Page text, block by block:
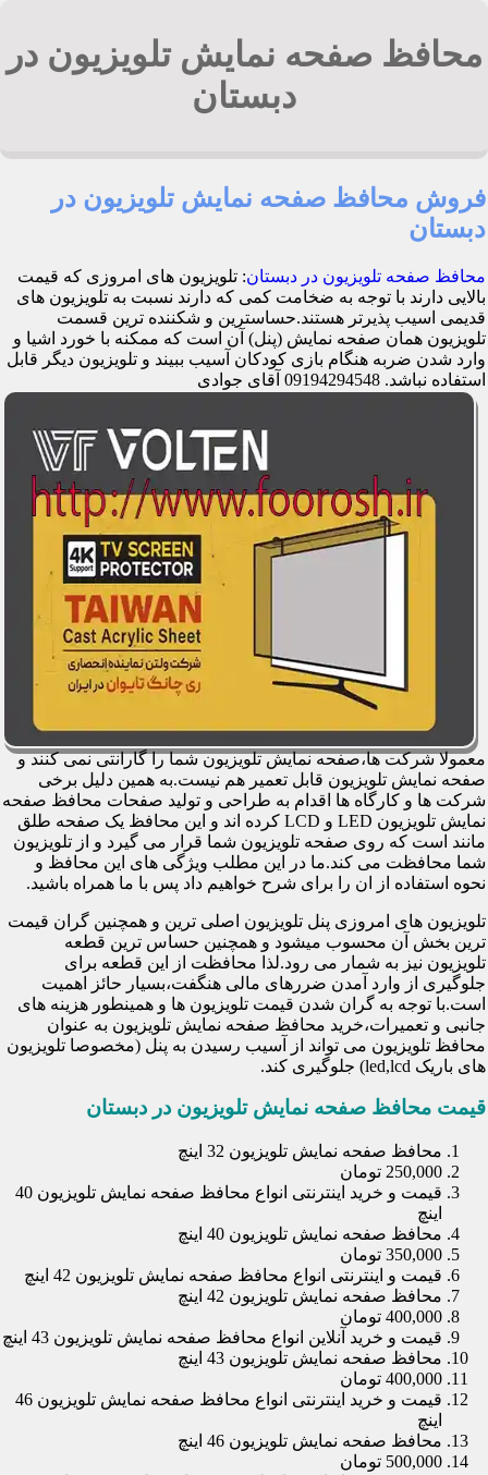
محافظ صفحه نمایش تلویزیون در
دبستان
فروش محافظ صفحه نمایش تلویزیون در
دبستان
محافظ صفحه تلویزیون در دبستان: تلویزیون های امروزی که قیمت
بالایی دارند با توجه به ضخامت کمی که دارند نسبت به تلویزیون های
قدیمی اسیب پذیرتر هستند.حساسترین و شکننده ترین قسمت
تلویزیون همان صفحه نمایش (پنل) آن است که ممکنه با خورد اشیا و
وارد شدن ضربه هنگام بازی کودکان آسیب ببیند و تلویزیون دیگر قابل
استفاده نباشد. 09194294548 آقای جوادی
معمولا شرکت ها،صفحه نمایش تلویزیون شما را گارانتی نمی کنند و
صفحه نمایش تلویزیون قابل تعمیر هم نیست.به همین دلیل برخی
شرکت ها و کارگاه ها اقدام به طراحی و تولید صفحات محافظ صفحه
نمایش تلویزیون LED و LCD کرده اند و این محافظ یک صفحه طلق
مانند است که روی صفحه تلویزیون شما قرار می گیرد و از تلویزیون
شما محافظت می کند.ما در این مطلب ویژگی های این محافظ و
نحوه استفاده از ان را برای شرح خواهیم داد پس با ما همراه باشید.
تلویزیون های امروزی پنل تلویزیون اصلی ترین و همچنین گران قیمت
ترین بخش آن محسوب میشود و همچنین حساس ترین قطعه
تلویزیون نیز به شمار می رود.لذا محافظت از این قطعه برای
جلوگیری از وارد آمدن ضررهای مالی هنگفت،بسیار حائز اهمیت
است.با توجه به گران شدن قیمت تلویزیون ها و همینطور هزینه های
جانبی و تعمیرات،خرید محافظ صفحه نمایش تلویزیون به عنوان
محافظ تلویزیون می تواند از آسیب رسیدن به پنل (مخصوصا تلویزیون
های باریک led,lcd) جلوگیری کند.
قیمت محافظ صفحه نمایش تلویزیون در دبستان
محافظ صفحه نمایش تلویزیون 32 اینچ
250,000 تومان
قیمت و خرید اینترنتی انواع محافظ صفحه نمایش تلویزیون 40
اینچ
محافظ صفحه نمایش تلویزیون 40 اینچ
350,000 تومان
قیمت و اینترنتی انواع محافظ صفحه نمایش تلویزیون 42 اینچ
محافظ صفحه نمایش تلویزیون 42 اینچ
400,000 تومان
قیمت و خرید آنلاین انواع محافظ صفحه نمایش تلویزیون 43 اینچ
محافظ صفحه نمایش تلویزیون 43 اینچ
400,000 تومان
قیمت و خرید اینترنتی انواع محافظ صفحه نمایش تلویزیون 46
اینچ
محافظ صفحه نمایش تلویزیون 46 اینچ
500,000 تومان